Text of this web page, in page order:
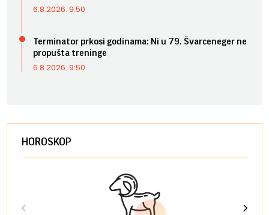
6.8.2026. 9:50
Terminator prkosi godinama: Ni u 79. Švarceneger ne
propušta treninge
6.8.2026. 9:50
HOROSKOP